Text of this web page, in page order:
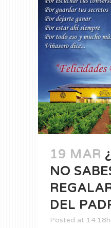
19 MAR
NO
DEL
Posted at 14:18h